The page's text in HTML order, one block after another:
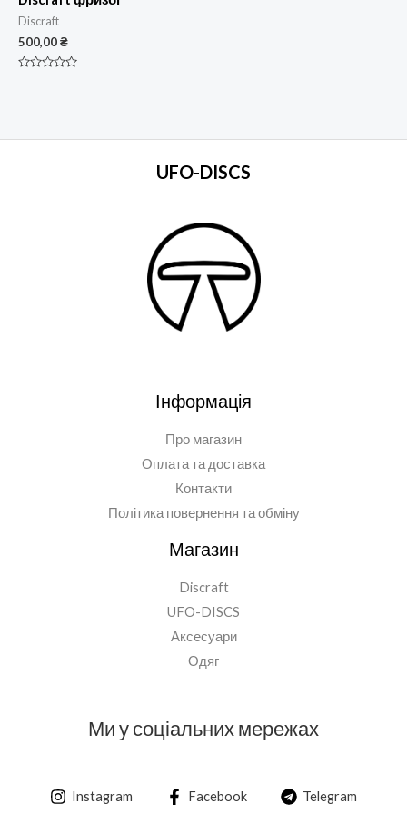
Discraft
500,00₴
UFO-DISCS
Інформація
Про магазин
Оплата та доставка
Контакти
Політика повернення та обміну
Магазин
Discraft
UFO-DISCS
Аксесуари
Одяг
Ми у соціальних мережах
Instagram Facebook Telegram